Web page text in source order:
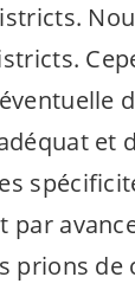
et
par
prions de